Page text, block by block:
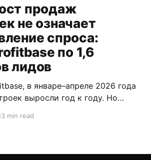
продаж
не означает
спроса:
по 1,6
лидов
в январе–апреле 2026 года
выросли год к году. Но
длиннее, а главный риск
min read